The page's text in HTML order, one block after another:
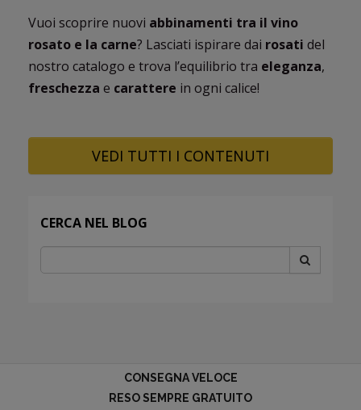
Vuoi scoprire nuovi abbinamenti tra il vino
rosato e la carne? Lasciati ispirare dai rosati del
nostro catalogo e trova l’equilibrio tra eleganza,
freschezza e carattere in ogni calice!
VEDI TUTTI I CONTENUTI
CERCA NEL BLOG
CONSEGNA VELOCE
RESO SEMPRE GRATUITO